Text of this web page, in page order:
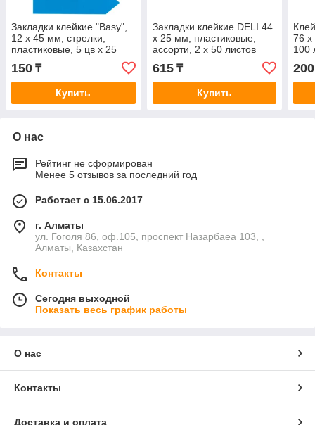
Закладки клейкие "Basy",
12 х 45 мм, стрелки,
пластиковые, 5 цв х 25
листов
150 ₸
Купить
Закладки клейкие DELI 44
х 25 мм, пластиковые,
ассорти, 2 х 50 листов
615₸
Купить
76
100
200
О нас
Рейтинг не сформирован
Менее 5 отзывов за последний год
Работает с 15.06.2017
г. Алматы
ул. Гоголя 86, оф.105, проспект Назарбаеа 103, ,
Алматы, Казахстан
Контакты
Сегодня выходной
Показать весь график работы
О нас
Контакты
Доставка и оплата